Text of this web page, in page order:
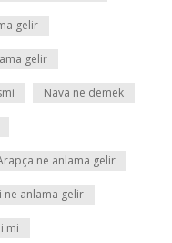
gelir
gelir
Nava ne demek
ne anlama gelir
ne anlama gelir
mi